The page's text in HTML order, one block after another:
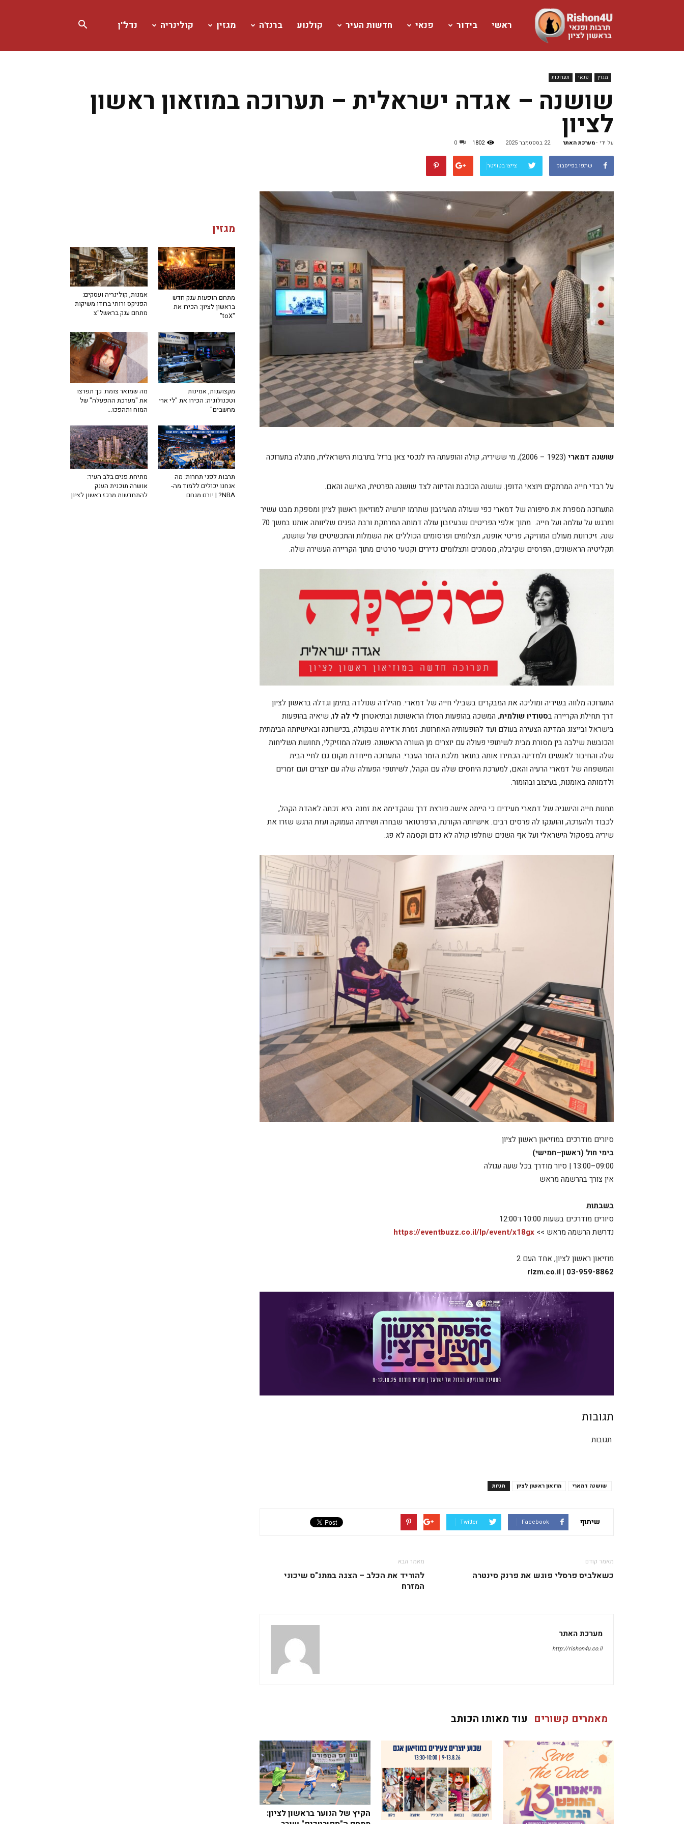
www.rishon4u.co.il
ראשי בידור פנאי חדשות העיר קולנוע ברנז'ה מגזין קולינריה נדל"ן
מגזין פנאי תערוכות
שושנה – אגדה ישראלית – תערוכה במוזאון ראשון
לציון
על ידי מערכת האתר- 22 בספטמבר 2025 1802
0
שתפו בפייסבוק צייצו בטוויטר
שושנה דמארי (1923 – 2006), מי ששיריה, קולה והופעתה היו לנכסי צאן ברזל בתרבות הישראלית, מתגלה בתערוכה
על רבדי חייה המרתקים ויוצאי הדופן. שושנה הכוכבת והדיווה לצד שושנה הפרטית, האישה והאם.
התערוכה מספרת את סיפורה של דמארי כפי שעולה מהעיזבון שתרמו יורשיה למוזיאון ראשון לציון ומספקת מבט עשיר
ומרגש על עולמה ועל חייה. מתוך אלפי הפריטים שבעיזבון עולה דמותה המרתקת ורבת הפנים שליוותה אותנו במשך 70
שנה. זיכרונות מעולם המוזיקה, פריטי אופנה, תצלומים ופרסומים הכוללים את השמלות והתכשיטים של שושנה,
תקליטיה הראשונים, הפרסים שקיבלה, מסמכים ותצלומים נדירים וקטעי סרטים מתוך הקריירה העשירה שלה.
התערוכה מלווה בשיריה ומוליכה את המבקרים בשבילי חייה של דמארי. מהילדה שנולדה בתימן וגדלה בראשון לציון
דרך תחילת הקריירה בסטודיו שולמית, המשכה בהופעות הסולו הראשונות ובתיאטרון לי לה לו, שיאיה בהופעות
בישראל ובייצוג המדינה הצעירה בעולם ועד להופעותיה האחרונות. זמרת אדירה שבקולה, בכישרונה ובאישיותה הבימתית
והכובשת שילבה בין מסורת מבית לשיתופי פעולה עם יוצרים מן השורה הראשונה. פועלה המוזיקלי, תחושת השליחות
שלה והחיבור לאנשים ולמדינה הכתירו אותה בתואר מלכת הזמר העברי. התערוכה מייחדת מקום גם לחיי הבית
והמשפחה של דמארי הרעיה והאם, למערכת היחסים שלה עם הקהל, לשיתופי הפעולה שלה עם יוצרים ועם זמרים
ולדמותה באומנות, בעיצוב ובהומור.
תחנות חייה והישגיה של דמארי מעידים כי הייתה אישה פורצת דרך שהקדימה את זמנה. היא זכתה לאהדת הקהל,
לכבוד ולהערכה, והוענקו לה פרסים רבים. אישיותה הקורנת, הרפרטואר שבחרה ושירתה העמוקה ועזת הרגש שזרו את
שיריה בפסקול הישראלי ועל אף השנים שחלפו קולה לא נדם וקסמה לא פג.
סיורים מודרכים במוזיאון ראשון לציון
בימי חול (ראשון–חמישי)
09:00–13:00 | סיור מודרך בכל שעה עגולה
אין צורך בהרשמה מראש
בשבתות
סיורים מודרכים בשעות 10:00 ו־12:00
נדרשת הרשמה מראש >> https://eventbuzz.co.il/lp/event/x18gx
מוזיאון ראשון לציון, אחד העם 2
03-959-8862 | rlzm.co.il
תגובות
תגובות
תגיות מוזאון ראשון לציון שושנה דמארי
שיתוף Facebook
Twitter
מאמר קודם
כשאלביס פרסלי פוגש את פרנק סינטרה
מאמר הבא
להוריד את הכלב – הצגה במתנ"ס שיכוני
המזרח
מערכת האתר
http://rishon4u.co.il
מאמרים קשורים עוד מאותו הכותב
הקיץ של הנוער בראשון לציון:
מגזין
אמנות, קולינריה ועסקים:
הפניקס ורותי ברודו משיקות
מתחם ענק בראשל"צ
מתחם הופעות ענק חדש
בראשון לציון: הכירו את
"toX"
מה שמואר צומח: כך תפרצו
את "מערכת ההפעלה" של
המוח ותהפכו...
מקצוענות, אמינות
וטכנולוגיה: הכירו את "לי ארי
מחשבים"
מתיחת פנים בלב העיר:
אושרה תוכנית הענק
להתחדשות מרכז ראשון לציון
תרבות לפני תחרות: מה
אנחנו יכולים ללמוד מה-
NBA? | יורם מנחם